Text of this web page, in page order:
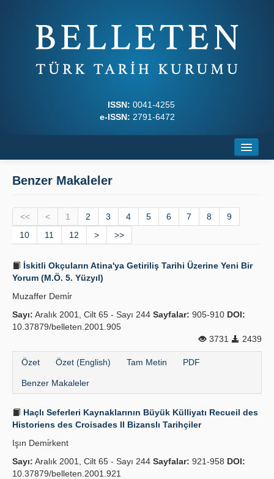
ISSN: 0041-4255
e-ISSN: 2791-6472
Dergi Kurulları
Yazım Kuralları
İlkeler
Kılavuzlar
Benzer Makaleler
<< < 1 2 3 4 5 6 7 8
9
10
11 12 > >>
İskitli Okçuların Atina'ya Getiriliş Tarihi Üzerine Yeni Bir
Yorum (M.Ö. 5. Yüzyıl)
Muzaffer Demi̇r
Sayı: Aralık 2001, Cilt 65 - Sayı 244 Sayfalar: 905-910 DOI:
10.37879/belleten.2001.905
3731
2439
Özet Özet (English) Tam Metin PDF
Benzer Makaleler
Haçlı Seferleri Kaynaklarının Büyük Külliyatı Recueil des
Historiens des Croisades II Bizanslı Tarihçiler
Işın Demi̇rkent
Sayı: Aralık 2001, Cilt 65 - Sayı 244 Sayfalar: 921-958 DOI:
10.37879/belleten.2001.921